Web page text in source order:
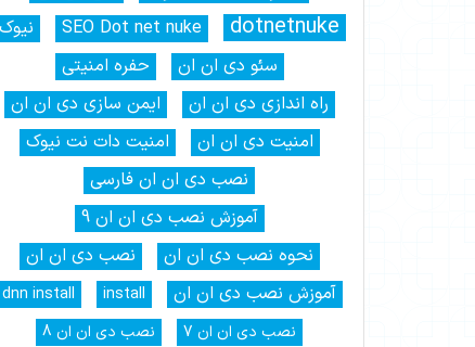
dotnetnuke
SEO Dot net nuke
نیوک
سئو دی ان ان
حفره امنیتی
راه اندازی دی ان ان
ایمن سازی دی ان ان
امنیت دی ان ان
امنیت دات نت نیوک
نصب دی ان ان فارسی
آموزش نصب دی ان ان 9
نحوه نصب دی ان ان
نصب دی ان ان
آموزش نصب دی ان ان
install
dnn install
نصب دی ان ان 7
نصب دی ان ان 8